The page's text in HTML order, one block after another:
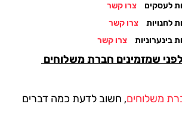
צרו קשר
צרו קשר
צרו קשר
חברת משלוחים
, חשוב לדעת כמה דברים